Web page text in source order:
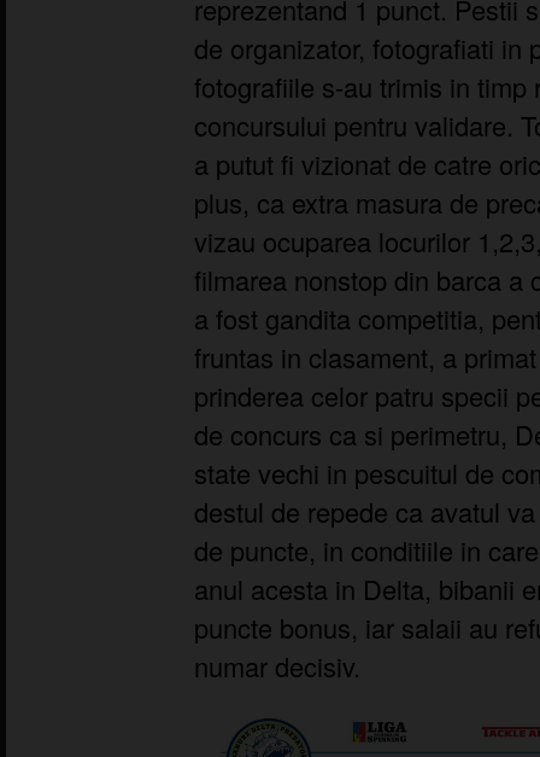
reprezentand 1 punct. Pestii
de organizator, fotografiati in
fotografiile s-au trimis in
concursului pentru validare.
a putut fi vizionat de catre
plus, ca extra masura de
vizau ocuparea locurilor
filmarea nonstop din barca a
a fost gandita competitia,
fruntas in clasament, a
prinderea celor patru specii
de concurs ca si perimetru,
state vechi in pescuitul de
destul de repede ca avatul
de puncte, in conditiile in
anul acesta in Delta, bibanii
puncte bonus, iar salaii au
numar decisiv.